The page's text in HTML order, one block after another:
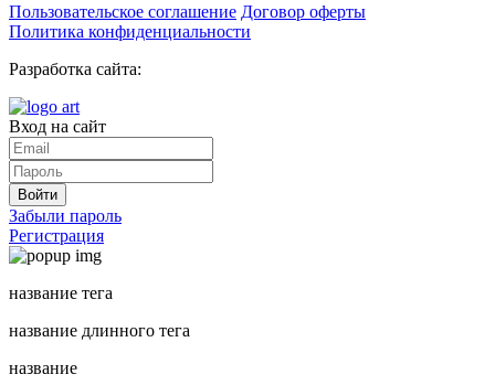
Пользовательское соглашение Договор оферты
Политика конфиденциальности
Разработка сайта:
Вход на сайт
Войти
Забыли пароль
Регистрация
название тега
название длинного тега
название